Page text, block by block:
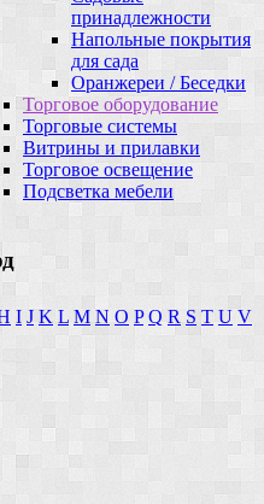
принадлежности
Напольные покрытия
для сада
Оранжереи / Беседки
Торговое оборудование
Торговые системы
Витрины и прилавки
Торговое освещение
Подсветка мебели
I J K L M N O P Q R S T U V